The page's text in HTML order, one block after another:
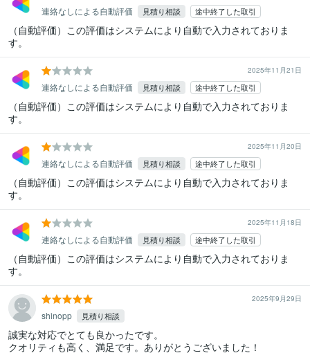
連絡なしによる自動評価 見積り相談 途中終了した取引
（自動評価）この評価はシステムにより自動で入力されておりま
す。
2025年11月21日
連絡なしによる自動評価 見積り相談 途中終了した取引
（自動評価）この評価はシステムにより自動で入力されておりま
す。
2025年11月20日
連絡なしによる自動評価 見積り相談 途中終了した取引
（自動評価）この評価はシステムにより自動で入力されておりま
す。
2025年11月18日
連絡なしによる自動評価 見積り相談 途中終了した取引
（自動評価）この評価はシステムにより自動で入力されておりま
す。
2025年9月29日
shinopp 見積り相談
誠実な対応でとても良かったです。
クオリティも高く、満足です。ありがとうございました！